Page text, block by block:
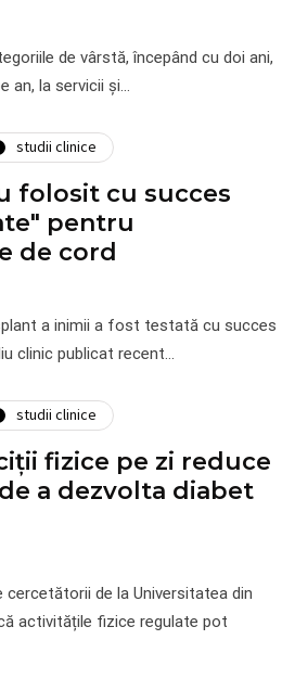
de vârstă, începând cu doi ani,
an, la servicii şi…
studii clinice
folosit cu succes
pentru
de cord
a inimii a fost testată cu succes
clinic publicat recent…
studii clinice
fizice pe zi reduce
a dezvolta diabet
cercetătorii de la Universitatea din
activitățile fizice regulate pot